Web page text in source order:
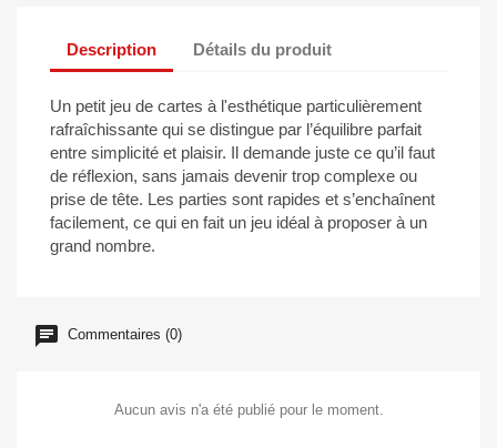
Description Détails du produit
Un petit jeu de cartes à l'esthétique particulièrement
rafraîchissante qui se distingue par l’équilibre parfait
entre simplicité et plaisir. Il demande juste ce qu’il faut
de réflexion, sans jamais devenir trop complexe ou
prise de tête. Les parties sont rapides et s’enchaînent
facilement, ce qui en fait un jeu idéal à proposer à un
grand nombre.
Commentaires (0)
Aucun avis n'a été publié pour le moment.